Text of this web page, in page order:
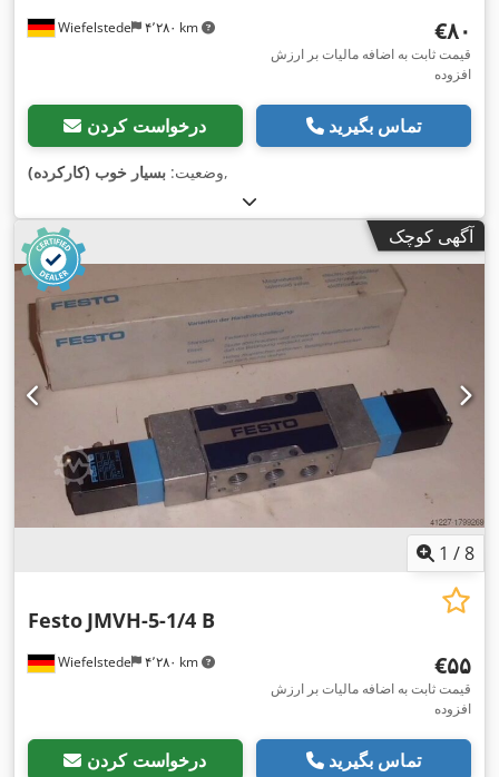
Wiefelstede ۴٬۲۸۰ km ‎€۸۰
قیمت ثابت به اضافه مالیات بر ارزش
افزوده
درخواست کردن تماس بگیرید
وضعیت: بسیار خوب (کارکرده) ,
آگهی کوچک
1 /8
Wiefelstede ۴٬۲۸۰ km
Festo JMVH-5-1/4 B
‎€۵۵
قیمت ثابت به اضافه مالیات بر ارزش
افزوده
درخواست کردن تماس بگیرید